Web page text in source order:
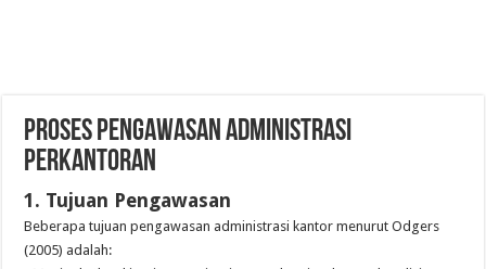
PROSES PENGAWASAN ADMINISTRASI
PERKANTORAN
1. Tujuan Pengawasan
Beberapa tujuan pengawasan administrasi kantor menurut Odgers
(2005) adalah: